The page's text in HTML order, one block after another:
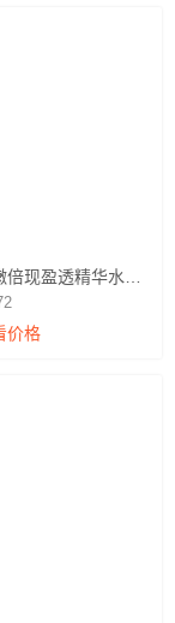
倍现盈透精华水
换）
价格